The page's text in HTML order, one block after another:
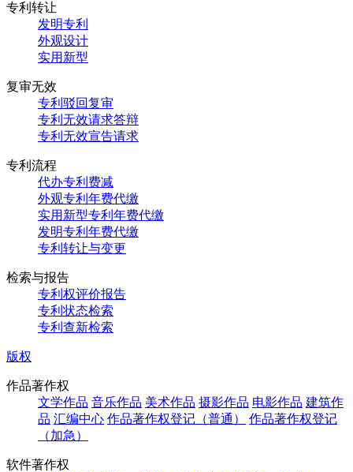
专利转让
发明专利
外观设计
实用新型
复审无效
专利驳回复审
专利无效请求答辩
专利无效宣告请求
专利流程
代办专利费减
外观专利年费代缴
实用新型专利年费代缴
发明专利年费代缴
专利转让与变更
检索与报告
专利权评价报告
专利状态检索
专利查新检索
版权
作品著作权
文学作品 音乐作品 美术作品 摄影作品 电影作品 建筑作
品 汇编中心 作品著作权登记（普通）
作品著作权登记
（加急）
软件著作权